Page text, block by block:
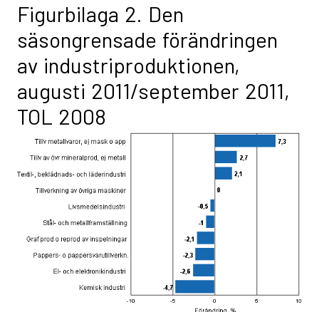
Figurbilaga 2. Den
säsongrensade förändringen
av industriproduktionen,
augusti 2011/september 2011,
TOL 2008